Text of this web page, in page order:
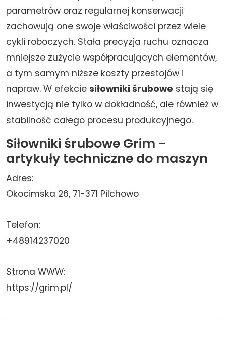
parametrów oraz regularnej konserwacji
zachowują one swoje właściwości przez wiele
cykli roboczych. Stała precyzja ruchu oznacza
mniejsze zużycie współpracujących elementów,
a tym samym niższe koszty przestojów i
napraw. W efekcie siłowniki śrubowe stają się
inwestycją nie tylko w dokładność, ale również w
stabilność całego procesu produkcyjnego.
Siłowniki śrubowe Grim -
artykuły techniczne do maszyn
Adres:
Okocimska 26, 71-371 Pilchowo
Telefon:
+48914237020
Strona WWW:
https://grim.pl/